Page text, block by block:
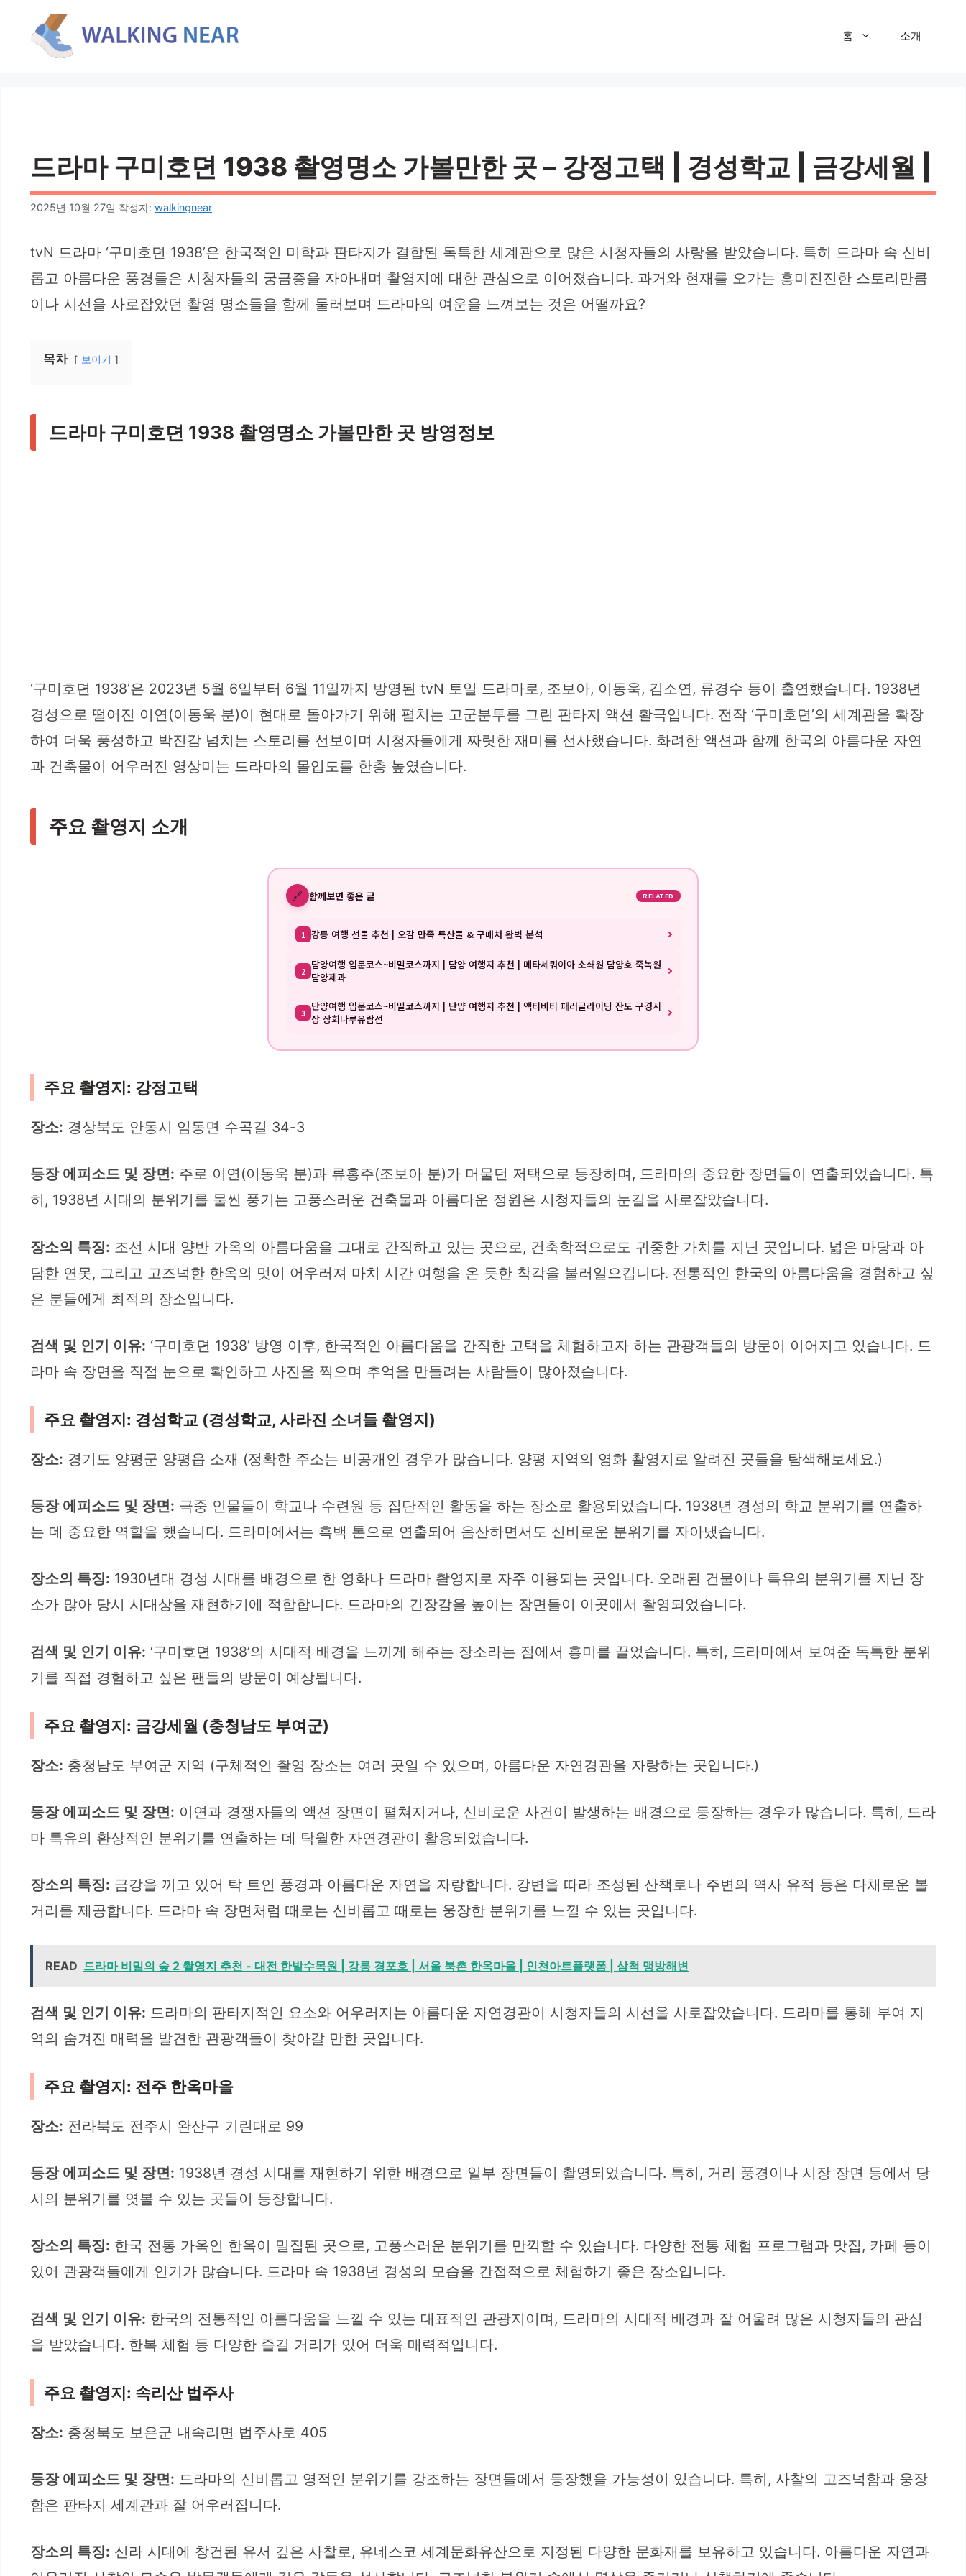
홈 소개
드라마 구미호뎐 1938 촬영명소 가볼만한 곳 – 강정고택 | 경성학교 | 금강세월 |
2025년 10월 27일 작성자: walkingnear
tvN 드라마 ‘구미호뎐 1938’은 한국적인 미학과 판타지가 결합된 독특한 세계관으로 많은 시청자들의 사랑을 받았습니다. 특히 드라마 속 신비
롭고 아름다운 풍경들은 시청자들의 궁금증을 자아내며 촬영지에 대한 관심으로 이어졌습니다. 과거와 현재를 오가는 흥미진진한 스토리만큼
이나 시선을 사로잡았던 촬영 명소들을 함께 둘러보며 드라마의 여운을 느껴보는 것은 어떨까요?
목차 보이기
드라마 구미호뎐 1938 촬영명소 가볼만한 곳 방영정보
‘구미호뎐 1938’은 2023년 5월 6일부터 6월 11일까지 방영된 tvN 토일 드라마로, 조보아, 이동욱, 김소연, 류경수 등이 출연했습니다. 1938년
경성으로 떨어진 이연(이동욱 분)이 현대로 돌아가기 위해 펼치는 고군분투를 그린 판타지 액션 활극입니다. 전작 ‘구미호뎐’의 세계관을 확장
하여 더욱 풍성하고 박진감 넘치는 스토리를 선보이며 시청자들에게 짜릿한 재미를 선사했습니다. 화려한 액션과 함께 한국의 아름다운 자연
과 건축물이 어우러진 영상미는 드라마의 몰입도를 한층 높였습니다.
주요 촬영지 소개
🔗 함께보면 좋은 글 RELATED
1 강릉 여행 선물 추천 | 오감 만족 특산물 & 구매처 완벽 분석
2 담양여행 입문코스~비밀코스까지 | 담양 여행지 추천 | 메타세쿼이아 소쇄원 담양호 죽녹원
담양제과
3 단양여행 입문코스~비밀코스까지 | 단양 여행지 추천 | 액티비티 패러글라이딩 잔도 구경시
장 장회나루유람선
주요 촬영지: 강정고택
장소: 경상북도 안동시 임동면 수곡길 34-3
등장 에피소드 및 장면: 주로 이연(이동욱 분)과 류홍주(조보아 분)가 머물던 저택으로 등장하며, 드라마의 중요한 장면들이 연출되었습니다. 특
히, 1938년 시대의 분위기를 물씬 풍기는 고풍스러운 건축물과 아름다운 정원은 시청자들의 눈길을 사로잡았습니다.
장소의 특징: 조선 시대 양반 가옥의 아름다움을 그대로 간직하고 있는 곳으로, 건축학적으로도 귀중한 가치를 지닌 곳입니다. 넓은 마당과 아
담한 연못, 그리고 고즈넉한 한옥의 멋이 어우러져 마치 시간 여행을 온 듯한 착각을 불러일으킵니다. 전통적인 한국의 아름다움을 경험하고 싶
은 분들에게 최적의 장소입니다.
검색 및 인기 이유: ‘구미호뎐 1938’ 방영 이후, 한국적인 아름다움을 간직한 고택을 체험하고자 하는 관광객들의 방문이 이어지고 있습니다. 드
라마 속 장면을 직접 눈으로 확인하고 사진을 찍으며 추억을 만들려는 사람들이 많아졌습니다.
주요 촬영지: 경성학교 (경성학교, 사라진 소녀들 촬영지)
장소: 경기도 양평군 양평읍 소재 (정확한 주소는 비공개인 경우가 많습니다. 양평 지역의 영화 촬영지로 알려진 곳들을 탐색해보세요.)
등장 에피소드 및 장면: 극중 인물들이 학교나 수련원 등 집단적인 활동을 하는 장소로 활용되었습니다. 1938년 경성의 학교 분위기를 연출하
는 데 중요한 역할을 했습니다. 드라마에서는 흑백 톤으로 연출되어 음산하면서도 신비로운 분위기를 자아냈습니다.
장소의 특징: 1930년대 경성 시대를 배경으로 한 영화나 드라마 촬영지로 자주 이용되는 곳입니다. 오래된 건물이나 특유의 분위기를 지닌 장
소가 많아 당시 시대상을 재현하기에 적합합니다. 드라마의 긴장감을 높이는 장면들이 이곳에서 촬영되었습니다.
검색 및 인기 이유: ‘구미호뎐 1938’의 시대적 배경을 느끼게 해주는 장소라는 점에서 흥미를 끌었습니다. 특히, 드라마에서 보여준 독특한 분위
기를 직접 경험하고 싶은 팬들의 방문이 예상됩니다.
주요 촬영지: 금강세월 (충청남도 부여군)
장소: 충청남도 부여군 지역 (구체적인 촬영 장소는 여러 곳일 수 있으며, 아름다운 자연경관을 자랑하는 곳입니다.)
등장 에피소드 및 장면: 이연과 경쟁자들의 액션 장면이 펼쳐지거나, 신비로운 사건이 발생하는 배경으로 등장하는 경우가 많습니다. 특히, 드라
마 특유의 환상적인 분위기를 연출하는 데 탁월한 자연경관이 활용되었습니다.
장소의 특징: 금강을 끼고 있어 탁 트인 풍경과 아름다운 자연을 자랑합니다. 강변을 따라 조성된 산책로나 주변의 역사 유적 등은 다채로운 볼
거리를 제공합니다. 드라마 속 장면처럼 때로는 신비롭고 때로는 웅장한 분위기를 느낄 수 있는 곳입니다.
READ 드라마 비밀의 숲 2 촬영지 추천 - 대전 한밭수목원 | 강릉 경포호 | 서울 북촌 한옥마을 | 인천아트플랫폼 | 삼척 맹방해변
검색 및 인기 이유: 드라마의 판타지적인 요소와 어우러지는 아름다운 자연경관이 시청자들의 시선을 사로잡았습니다. 드라마를 통해 부여 지
역의 숨겨진 매력을 발견한 관광객들이 찾아갈 만한 곳입니다.
주요 촬영지: 전주 한옥마을
장소: 전라북도 전주시 완산구 기린대로 99
등장 에피소드 및 장면: 1938년 경성 시대를 재현하기 위한 배경으로 일부 장면들이 촬영되었습니다. 특히, 거리 풍경이나 시장 장면 등에서 당
시의 분위기를 엿볼 수 있는 곳들이 등장합니다.
장소의 특징: 한국 전통 가옥인 한옥이 밀집된 곳으로, 고풍스러운 분위기를 만끽할 수 있습니다. 다양한 전통 체험 프로그램과 맛집, 카페 등이
있어 관광객들에게 인기가 많습니다. 드라마 속 1938년 경성의 모습을 간접적으로 체험하기 좋은 장소입니다.
검색 및 인기 이유: 한국의 전통적인 아름다움을 느낄 수 있는 대표적인 관광지이며, 드라마의 시대적 배경과 잘 어울려 많은 시청자들의 관심
을 받았습니다. 한복 체험 등 다양한 즐길 거리가 있어 더욱 매력적입니다.
주요 촬영지: 속리산 법주사
장소: 충청북도 보은군 내속리면 법주사로 405
등장 에피소드 및 장면: 드라마의 신비롭고 영적인 분위기를 강조하는 장면들에서 등장했을 가능성이 있습니다. 특히, 사찰의 고즈넉함과 웅장
함은 판타지 세계관과 잘 어우러집니다.
장소의 특징: 신라 시대에 창건된 유서 깊은 사찰로, 유네스코 세계문화유산으로 지정된 다양한 문화재를 보유하고 있습니다. 아름다운 자연과